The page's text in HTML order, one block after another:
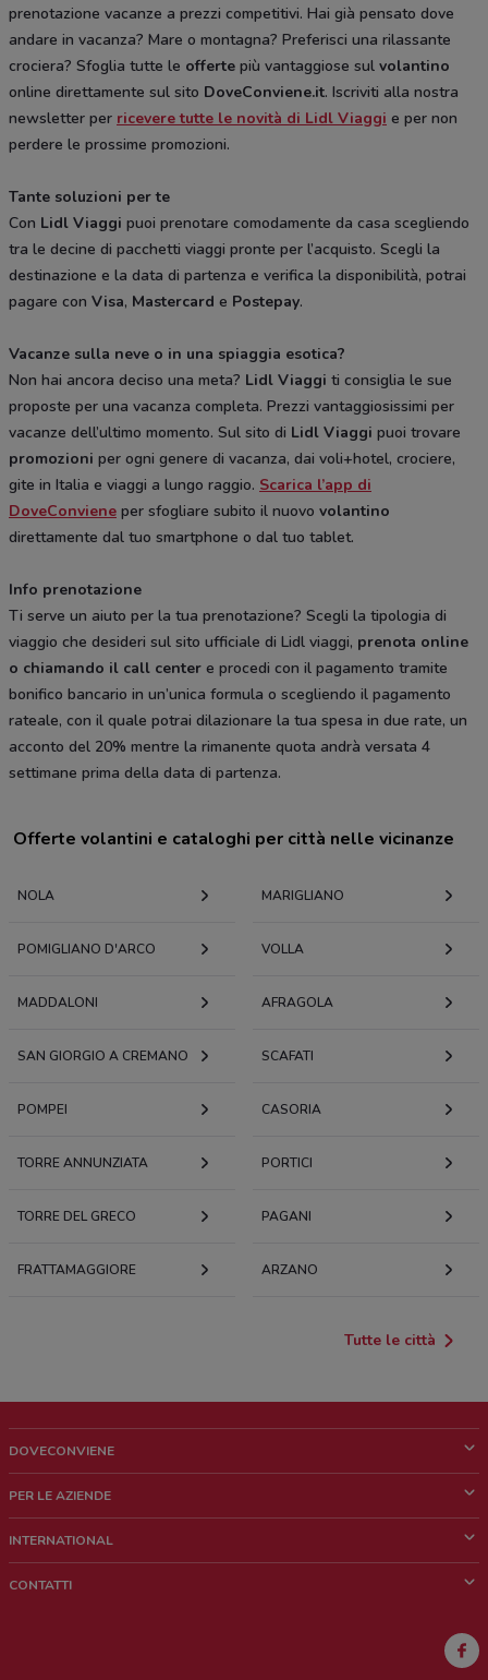
prenotazione vacanze a prezzi competitivi. Hai già pensato dove
andare in vacanza? Mare o montagna? Preferisci una rilassante
crociera? Sfoglia tutte le offerte più vantaggiose sul volantino
online direttamente sul sito DoveConviene.it. Iscriviti alla nostra
newsletter per ricevere tutte le novità di Lidl Viaggi e per non
perdere le prossime promozioni.
Tante soluzioni per te
Con Lidl Viaggi puoi prenotare comodamente da casa scegliendo
tra le decine di pacchetti viaggi pronte per l’acquisto. Scegli la
destinazione e la data di partenza e verifica la disponibilità, potrai
pagare con Visa, Mastercard e Postepay.
Vacanze sulla neve o in una spiaggia esotica?
Non hai ancora deciso una meta? Lidl Viaggi ti consiglia le sue
proposte per una vacanza completa. Prezzi vantaggiosissimi per
vacanze dell’ultimo momento. Sul sito di Lidl Viaggi puoi trovare
promozioni per ogni genere di vacanza, dai voli+hotel, crociere,
gite in Italia e viaggi a lungo raggio. Scarica l’app di
DoveConviene per sfogliare subito il nuovo volantino
direttamente dal tuo smartphone o dal tuo tablet.
Info prenotazione
Ti serve un aiuto per la tua prenotazione? Scegli la tipologia di
viaggio che desideri sul sito ufficiale di Lidl viaggi, prenota online
o chiamando il call center e procedi con il pagamento tramite
bonifico bancario in un’unica formula o scegliendo il pagamento
rateale, con il quale potrai dilazionare la tua spesa in due rate, un
acconto del 20% mentre la rimanente quota andrà versata 4
settimane prima della data di partenza.
Offerte volantini e cataloghi per città nelle vicinanze
NOLA MARIGLIANO
POMIGLIANO D'ARCO VOLLA
MADDALONI AFRAGOLA
SAN GIORGIO A CREMANO SCAFATI
POMPEI CASORIA
TORRE ANNUNZIATA PORTICI
TORRE DEL GRECO PAGANI
FRATTAMAGGIORE ARZANO
Tutte le città
DOVECONVIENE
Chi siamo
Lavora con noi
PER LE AZIENDE
Richieste commerciali e marketing
INTERNATIONAL
CONTATTI